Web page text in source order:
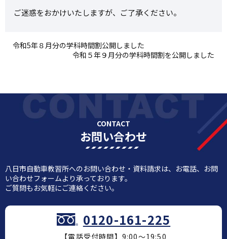
ご迷惑をおかけいたしますが、ご了承ください。
令和5年８月分の学科時間割公開しました
令和５年９月分の学科時間割を公開しました
CONTACT
お問い合わせ
八日市自動車教習所へのお問い合わせ・資料請求は、お電話、お問
い合わせフォームより承っております。
ご質問もお気軽にご連絡ください。
0120-161-225
【電話受付時間】9:00～19:50